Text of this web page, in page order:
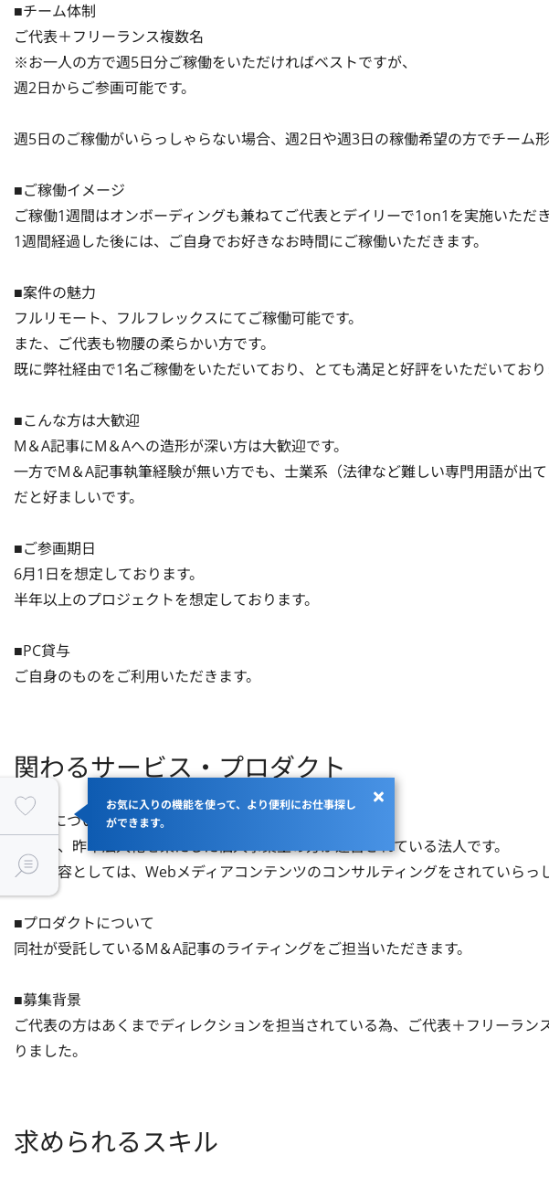
お気に入りの機能を使って、より便利にお仕事探し
ができます。
■チーム体制
ご代表＋フリーランス複数名
※お一人の方で週5日分ご稼働をいただければベストですが、
週2日からご参画可能です。
週5日のご稼働がいらっしゃらない場合、週2日や週3日の稼働希望の方でチーム
■ご稼働イメージ
ご稼働1週間はオンボーディングも兼ねてご代表とデイリーで1on1を実施いただき
1週間経過した後には、ご自身でお好きなお時間にご稼働いただきます。
■案件の魅力
フルリモート、フルフレックスにてご稼働可能です。
また、ご代表も物腰の柔らかい方です。
既に弊社経由で1名ご稼働をいただいており、とても満足と好評をいただいており
■こんな方は大歓迎
M＆A記事にM＆Aへの造形が深い方は大歓迎です。
一方でM＆A記事執筆経験が無い方でも、士業系（法律など難しい専門用語が出
だと好ましいです。
■ご参画期日
6月1日を想定しております。
半年以上のプロジェクトを想定しております。
■PC貸与
ご自身のものをご利用いただきます。
関わるサービス・プロダクト
■企業について
同社は、昨年法人化を果たした個人事業主の方が運営されている法人です。
事業内容としては、Webメディアコンテンツのコンサルティングをされていらっ
■プロダクトについて
同社が受託しているM＆A記事のライティングをご担当いただきます。
■募集背景
ご代表の方はあくまでディレクションを担当されている為、ご代表＋フリーラ
りました。
求められるスキル